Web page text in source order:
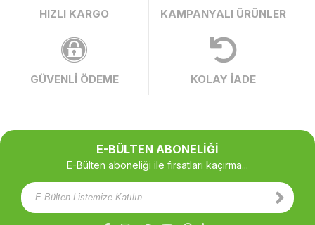
HIZLI KARGO KAMPANYALI ÜRÜNLER
GÜVENLİ ÖDEME KOLAY İADE
E-BÜLTEN ABONELİĞİ
E-Bülten aboneliği ile fırsatları kaçırma...